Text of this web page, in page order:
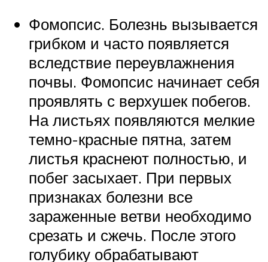
Фомопсис. Болезнь вызывается
грибком и часто появляется
вследствие переувлажнения
почвы. Фомопсис начинает себя
проявлять с верхушек побегов.
На листьях появляются мелкие
темно-красные пятна, затем
листья краснеют полностью, и
побег засыхает. При первых
признаках болезни все
зараженные ветви необходимо
срезать и сжечь. После этого
голубику обрабатывают